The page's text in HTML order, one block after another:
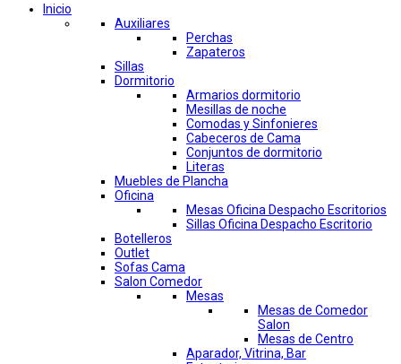
Inicio
Auxiliares
Perchas
Zapateros
Sillas
Dormitorio
Armarios dormitorio
Mesillas de noche
Comodas y Sinfonieres
Cabeceros de Cama
Conjuntos de dormitorio
Literas
Muebles de Plancha
Oficina
Mesas Oficina Despacho Escritorios
Sillas Oficina Despacho Escritorio
Botelleros
Outlet
Sofas Cama
Salon Comedor
Mesas
Mesas de Comedor
Salon
Mesas de Centro
Aparador, Vitrina, Bar